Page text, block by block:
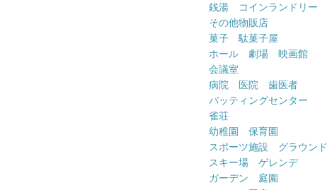
銭湯 コインランドリー
その他物販店
菓子 駄菓子屋
ホール 劇場 映画館
会議室
病院 医院 歯医者
バッティングセンター
雀荘
幼稚園 保育園
スポーツ施設 グラウンド
スキー場 ゲレンデ
ガーデン 庭園